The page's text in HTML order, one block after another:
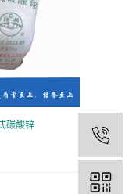
碳酸锌